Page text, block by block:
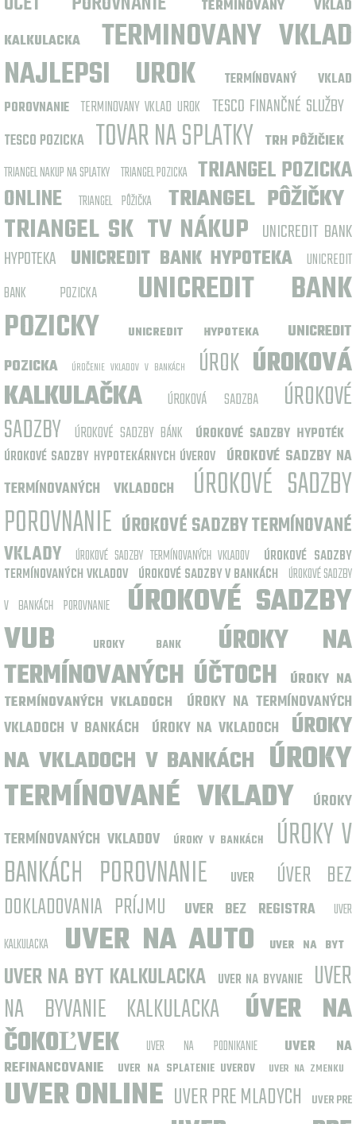
TERMINOVANY VKLAD
KALKULACKA
TERMINOVANY VKLAD
NAJLEPSI UROK
TERMÍNOVANÝ VKLAD
POROVNANIE TERMINOVANY VKLAD UROK TESCO FINANČNÉ SLUŽBY
TESCO POZICKA TOVAR NA SPLATKY TRH PÔŽIČIEK
TRIANGEL NAKUP NA SPLATKY TRIANGEL POZICKA TRIANGEL POZICKA
ONLINE
TRIANGEL PÔŽIČKA TRIANGEL PÔŽIČKY
TRIANGEL SK TV NÁKUP UNICREDIT BANK
HYPOTEKA UNICREDIT BANK HYPOTEKA
UNICREDIT
BANK POZICKA
UNICREDIT BANK
POZICKY
UNICREDIT HYPOTEKA
UNICREDIT
POZICKA
ÚROČENIE VKLADOV V BANKÁCH ÚROK ÚROKOVÁ
KALKULAČKA
ÚROKOVÁ SADZBA
ÚROKOVÉ
SADZBY
ÚROKOVÉ SADZBY BÁNK
ÚROKOVÉ SADZBY HYPOTÉK
ÚROKOVÉ SADZBY HYPOTEKÁRNYCH ÚVEROV ÚROKOVÉ SADZBY NA
TERMÍNOVANÝCH VKLADOCH
ÚROKOVÉ SADZBY
POROVNANIE ÚROKOVÉ SADZBY TERMÍNOVANÉ
VKLADY
ÚROKOVÉ SADZBY TERMÍNOVANÝCH VKLADOV
ÚROKOVÉ SADZBY
TERMÍNOVANÝCH VKLADOV ÚROKOVÉ SADZBY V BANKÁCH ÚROKOVÉ SADZBY
V BANKÁCH POROVNANIE
ÚROKOVÉ SADZBY
VUB
UROKY BANK
ÚROKY NA
TERMÍNOVANÝCH ÚČTOCH
ÚROKY NA
TERMÍNOVANÝCH VKLADOCH
ÚROKY NA TERMÍNOVANÝCH
VKLADOCH V BANKÁCH
ÚROKY NA VKLADOCH
ÚROKY
NA VKLADOCH V BANKÁCH ÚROKY
TERMÍNOVANÉ VKLADY
ÚROKY
TERMÍNOVANÝCH VKLADOV
ÚROKY V BANKÁCH
ÚROKY V
BANKÁCH POROVNANIE
UVER
ÚVER BEZ
DOKLADOVANIA PRÍJMU
UVER BEZ REGISTRA
UVER
KALKULACKA
UVER NA AUTO UVER NA BYT
UVER NA BYT KALKULACKA UVER NA BYVANIE
UVER
NA BYVANIE KALKULACKA
ÚVER NA
ČOKOĽVEK
UVER NA PODNIKANIE
UVER NA
REFINANCOVANIE
UVER NA SPLATENIE UVEROV UVER NA ZMENKU
UVER ONLINE UVER PRE MLADYCH
UVER PRE